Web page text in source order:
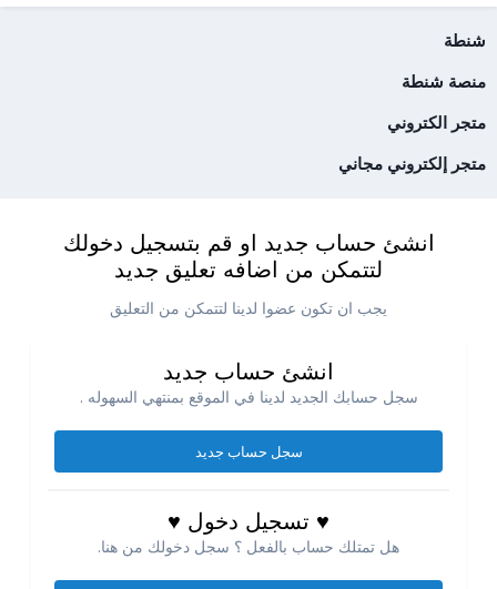
شنطة
منصة شنطة
متجر الكتروني
متجر إلكتروني مجاني
انشئ حساب جديد او قم بتسجيل دخولك
لتتمكن من اضافه تعليق جديد
يجب ان تكون عضوا لدينا لتتمكن من التعليق
انشئ حساب جديد
سجل حسابك الجديد لدينا في الموقع بمنتهي السهوله .
سجل حساب جديد
♥ تسجيل دخول ♥
هل تمتلك حساب بالفعل ؟ سجل دخولك من هنا.